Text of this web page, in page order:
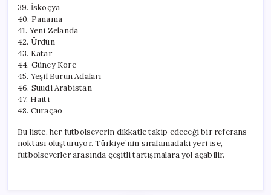
39. İskoçya
40. Panama
41. Yeni Zelanda
42. Ürdün
43. Katar
44. Güney Kore
45. Yeşil Burun Adaları
46. Suudi Arabistan
47. Haiti
48. Curaçao
Bu liste, her futbolseverin dikkatle takip edeceği bir referans
noktası oluşturuyor. Türkiye’nin sıralamadaki yeri ise,
futbolseverler arasında çeşitli tartışmalara yol açabilir.